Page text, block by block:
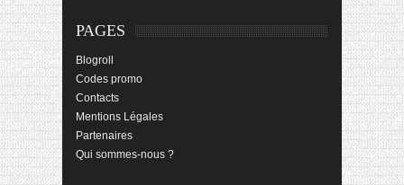
PAGES
Blogroll
Codes promo
Contacts
Mentions Légales
Partenaires
Qui sommes-nous ?